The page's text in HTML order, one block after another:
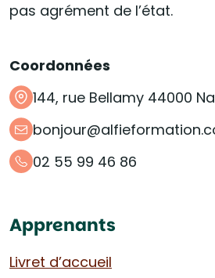
pas agrément de l’état.
Coordonnées
144, rue Bellamy 44000
02 55 99 46 86
Apprenants
Livret d’accueil